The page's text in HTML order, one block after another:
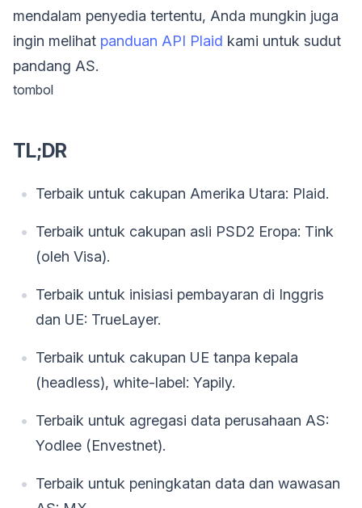
mendalam penyedia tertentu, Anda mungkin juga
ingin melihat panduan API Plaid kami untuk sudut
pandang AS.
tombol
TL;DR
Terbaik untuk cakupan Amerika Utara: Plaid.
Terbaik untuk cakupan asli PSD2 Eropa: Tink
(oleh Visa).
Terbaik untuk inisiasi pembayaran di Inggris
dan UE: TrueLayer.
Terbaik untuk cakupan UE tanpa kepala
(headless), white-label: Yapily.
Terbaik untuk agregasi data perusahaan AS:
Yodlee (Envestnet).
Terbaik untuk peningkatan data dan wawasan